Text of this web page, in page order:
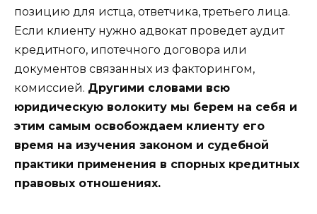
позицию для истца, ответчика, третьего лица.
Если клиенту нужно адвокат проведет аудит
кредитного, ипотечного договора или
документов связанных из факторингом,
комиссией. Другими словами всю
юридическую волокиту мы берем на себя и
этим самым освобождаем клиенту его
время на изучения законом и судебной
практики применения в спорных кредитных
правовых отношениях.